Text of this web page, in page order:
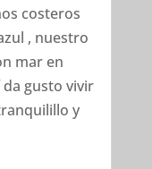
costeros
, nuestro
mar en
gusto vivir
y